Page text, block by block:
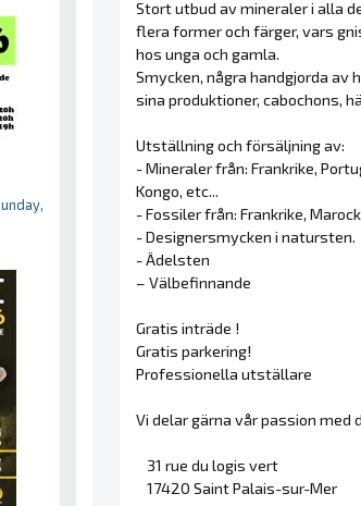
Stort utbud av mineraler i alla
flera former och färger, vars
hos unga och gamla.
Smycken, några handgjorda
sina produktioner, cabochons,
Utställning och försäljning av:
- Mineraler från: Frankrike,
Kongo, etc...
- Fossiler från: Frankrike,
- Designersmycken i natursten.
- Ädelsten
– Välbefinnande
Gratis inträde !
Gratis parkering!
Professionella utställare
Vi delar gärna vår passion med
31 rue du logis vert
17420 Saint Palais-sur-Mer